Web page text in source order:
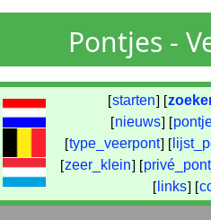
Pontjes -
[starten] [
[nieuws] [
[type_veerpont] [
[zeer_klein] [
[ links] [